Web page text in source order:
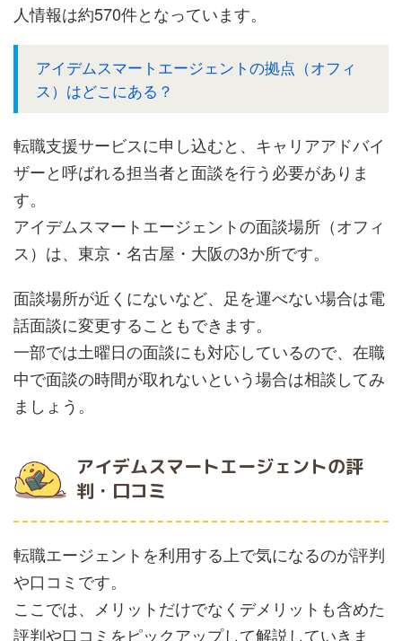
人情報は約570件となっています。
アイデムスマートエージェントの拠点（オフィ
ス）はどこにある？
転職支援サービスに申し込むと、キャリアアドバイ
ザーと呼ばれる担当者と面談を行う必要がありま
す。
アイデムスマートエージェントの面談場所（オフィ
ス）は、東京・名古屋・大阪の3か所です。
面談場所が近くにないなど、足を運べない場合は電
話面談に変更することもできます。
一部では土曜日の面談にも対応しているので、在職
中で面談の時間が取れないという場合は相談してみ
ましょう。
アイデムスマートエージェントの評
判・口コミ
転職エージェントを利用する上で気になるのが評判
や口コミです。
ここでは、メリットだけでなくデメリットも含めた
評判や口コミをピックアップして解説していきま